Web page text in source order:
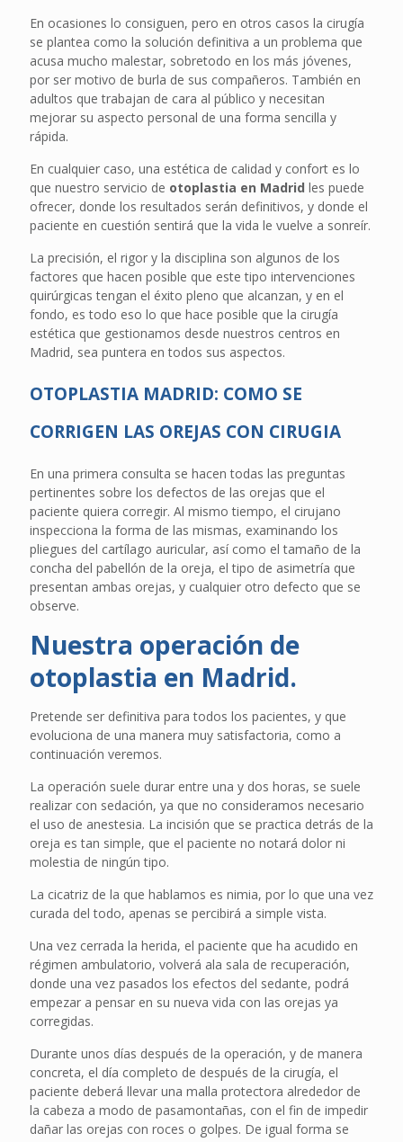
En ocasiones lo consiguen, pero en otros casos la cirugía
se plantea como la solución definitiva a un problema que
acusa mucho malestar, sobretodo en los más jóvenes,
por ser motivo de burla de sus compañeros. También en
adultos que trabajan de cara al público y necesitan
mejorar su aspecto personal de una forma sencilla y
rápida.
En cualquier caso, una estética de calidad y confort es lo
que nuestro servicio de otoplastia en Madrid les puede
ofrecer, donde los resultados serán definitivos, y donde el
paciente en cuestión sentirá que la vida le vuelve a sonreír.
La precisión, el rigor y la disciplina son algunos de los
factores que hacen posible que este tipo intervenciones
quirúrgicas tengan el éxito pleno que alcanzan, y en el
fondo, es todo eso lo que hace posible que la cirugía
estética que gestionamos desde nuestros centros en
Madrid, sea puntera en todos sus aspectos.
OTOPLASTIA MADRID: COMO SE
CORRIGEN LAS OREJAS CON CIRUGIA
En una primera consulta se hacen todas las preguntas
pertinentes sobre los defectos de las orejas que el
paciente quiera corregir. Al mismo tiempo, el cirujano
inspecciona la forma de las mismas, examinando los
pliegues del cartílago auricular, así como el tamaño de la
concha del pabellón de la oreja, el tipo de asimetría que
presentan ambas orejas, y cualquier otro defecto que se
observe.
Nuestra operación de
otoplastia en Madrid.
Pretende ser definitiva para todos los pacientes, y que
evoluciona de una manera muy satisfactoria, como a
continuación veremos.
La operación suele durar entre una y dos horas, se suele
realizar con sedación, ya que no consideramos necesario
el uso de anestesia. La incisión que se practica detrás de la
oreja es tan simple, que el paciente no notará dolor ni
molestia de ningún tipo.
La cicatriz de la que hablamos es nimia, por lo que una vez
curada del todo, apenas se percibirá a simple vista.
Una vez cerrada la herida, el paciente que ha acudido en
régimen ambulatorio, volverá ala sala de recuperación,
donde una vez pasados los efectos del sedante, podrá
empezar a pensar en su nueva vida con las orejas ya
corregidas.
Durante unos días después de la operación, y de manera
concreta, el día completo de después de la cirugía, el
paciente deberá llevar una malla protectora alrededor de
la cabeza a modo de pasamontañas, con el fin de impedir
dañar las orejas con roces o golpes. De igual forma se